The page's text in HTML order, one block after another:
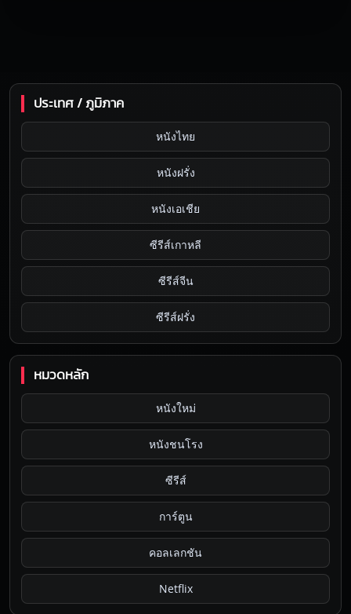
ประเทศ / ภูมิภาค
หนังไทย
หนังฝรั่ง
หนังเอเชีย
ซีรีส์เกาหลี
ซีรีส์จีน
ซีรีส์ฝรั่ง
หมวดหลัก
หนังใหม่
หนังชนโรง
ซีรีส์
การ์ตูน
คอลเลกชัน
Netflix